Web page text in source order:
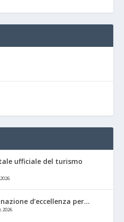
ufficiale del turismo
d’eccellenza per...
2026